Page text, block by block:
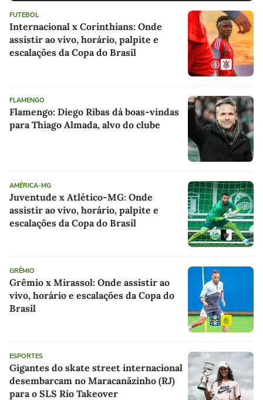
FUTEBOL
Internacional x Corinthians: Onde
assistir ao vivo, horário, palpite e
escalações da Copa do Brasil
FLAMENGO
Flamengo: Diego Ribas dá boas-vindas
para Thiago Almada, alvo do clube
AMÉRICA-MG
Juventude x Atlético-MG: Onde
assistir ao vivo, horário, palpite e
escalações da Copa do Brasil
GRÊMIO
Grêmio x Mirassol: Onde assistir ao
vivo, horário e escalações da Copa do
Brasil
ESPORTES
Gigantes do skate street internacional
desembarcam no Maracanãzinho (RJ)
para o SLS Rio Takeover